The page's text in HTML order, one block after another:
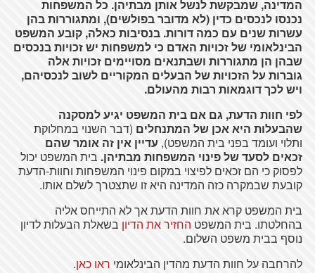
המדינה, שמבקשת לנשל אותן מבתיהן. כל המשפחות
נכנסו לנכסים כדין (לא מדובר בפולשים), ומתגוררות בהן
עשרות שנים עם כמה דורות. בנסיבות כאלה, קובע המשפט
הבינלאומי של זכויות האדם כי למשפחות יש זכויות בנכסים
שבהן הן מתגוררות ושבתנאים מסויימים זכויות אלה
גוברות על הזכויות של הבעלים המקוריים לשוב לנכסיהם,
ויש לכך דוגמאות רבות מהעולם.
לפי חוות הדעת, גם אם בית המשפט יגיע למסקנה
שהבעלות היא אכן של המתנחלים (דבר השנוי במחלוקת
ותלוי ועומד בפני בית המשפט), עדיין אין זה אומר שהם
זכאים לסעד של פינוי המשפחות מבתיהן. בית המשפט יכול
לפסוק כי הם זכאים לפיצוי במקום פינוי המשפחות וחוות-הדעת
קובעת שבמקרה כזה המדינה היא זו שתצטרך לשלם אותו.
בית המשפט קרא את חוות הדעת אך לא התייחס אליה
בהחלטתו. בית המשפט החזיר את הדיון בשאלת הבעלות לדיון
נוסף בבית משפט השלום.
להרחבה על חוות הדעת מהדין הבינלאומי ראו כאן.